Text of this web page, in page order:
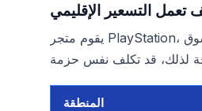
تعمل التسعير الإقليمي
يقوم متجر PlayStation، سوق Xbox وSteam بتحديد أسعار DLC والعملات داخل اللعبة بشكل فردي لكل منطقة. هذا مرتبط
المنطقة